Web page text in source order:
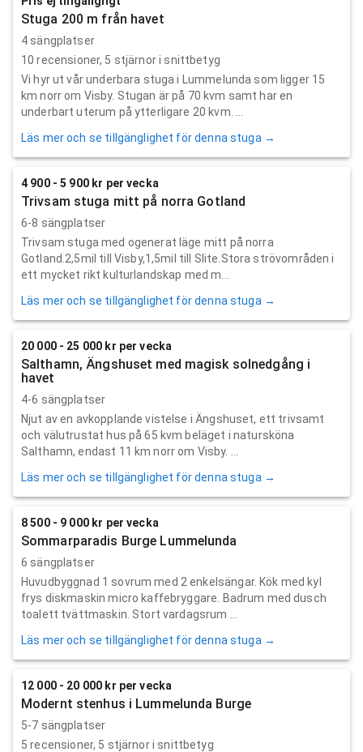
Stuga 200 m från havet
4 sängplatser
10 recensioner, 5 stjärnor i snittbetyg
Vi hyr ut vår underbara stuga i Lummelunda som ligger 15
km norr om Visby. Stugan är på 70 kvm samt har en
underbart uterum på ytterligare 20 kvm. ...
Läs mer och se tillgänglighet för denna stuga →
4 900 - 5 900 kr per vecka
Trivsam stuga mitt på norra Gotland
6-8 sängplatser
Trivsam stuga med ogenerat läge mitt på norra
Gotland.2,5mil till Visby,1,5mil till Slite.Stora strövområden i
ett mycket rikt kulturlandskap med m...
Läs mer och se tillgänglighet för denna stuga →
20 000 - 25 000 kr per vecka
Salthamn, Ängshuset med magisk solnedgång i
havet
4-6 sängplatser
Njut av en avkopplande vistelse i Ängshuset, ett trivsamt
och välutrustat hus på 65 kvm beläget i natursköna
Salthamn, endast 11 km norr om Visby. ...
Läs mer och se tillgänglighet för denna stuga →
8 500 - 9 000 kr per vecka
Sommarparadis Burge Lummelunda
6 sängplatser
Huvudbyggnad 1 sovrum med 2 enkelsängar. Kök med kyl
frys diskmaskin micro kaffebryggare. Badrum med dusch
toalett tvättmaskin. Stort vardagsrum ...
Läs mer och se tillgänglighet för denna stuga →
12 000 - 20 000 kr per vecka
Modernt stenhus i Lummelunda Burge
5-7 sängplatser
5 recensioner, 5 stjärnor i snittbetyg